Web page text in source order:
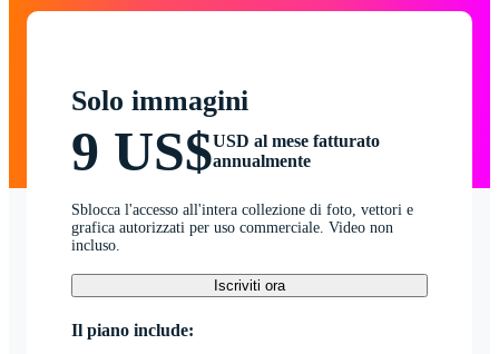
Solo immagini
9 US$USD al mese fatturato
annualmente
Sblocca l'accesso all'intera collezione di foto, vettori e
grafica autorizzati per uso commerciale. Video non
incluso.
Iscriviti ora
Il piano include: